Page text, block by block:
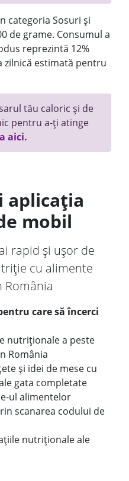
categoria Sosuri și
de grame. Consumul a
reprezintă 12%
estimată pentru
tău caloric și de
pentru a-ți atinge
aici.
aplicația
mobil
rapid și ușor de
cu alimente
România
care să încerci
nutriționale a peste
România
și idei de mese cu
gata completate
ul alimentelor
scanarea codului de
nutriționale ale